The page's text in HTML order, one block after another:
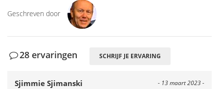
Geschreven door
28 ervaringen SCHRIJF JE ERVARING
- 13 maart 2023 -
Sjimmie Sjimanski